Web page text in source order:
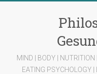
MIND | BODY |
EATING PSYCHOLOGY